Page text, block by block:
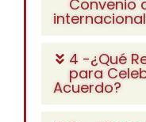
Convenio
4 -¿Qué
para
Acuerdo?